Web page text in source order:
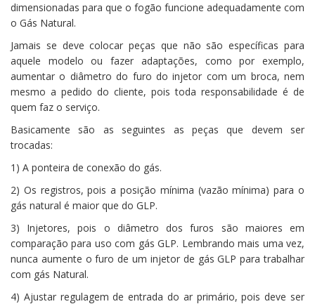
dimensionadas para que o fogão funcione adequadamente com
o Gás Natural.
Jamais se deve colocar peças que não são específicas para
aquele modelo ou fazer adaptações, como por exemplo,
aumentar o diâmetro do furo do injetor com um broca, nem
mesmo a pedido do cliente, pois toda responsabilidade é de
quem faz o serviço.
Basicamente são as seguintes as peças que devem ser
trocadas:
1) A ponteira de conexão do gás.
2) Os registros, pois a posição mínima (vazão mínima) para o
gás natural é maior que do GLP.
3) Injetores, pois o diâmetro dos furos são maiores em
comparação para uso com gás GLP. Lembrando mais uma vez,
nunca aumente o furo de um injetor de gás GLP para trabalhar
com gás Natural.
4) Ajustar regulagem de entrada do ar primário, pois deve ser